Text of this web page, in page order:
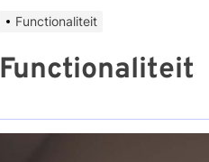
Functionaliteit
Functionaliteit